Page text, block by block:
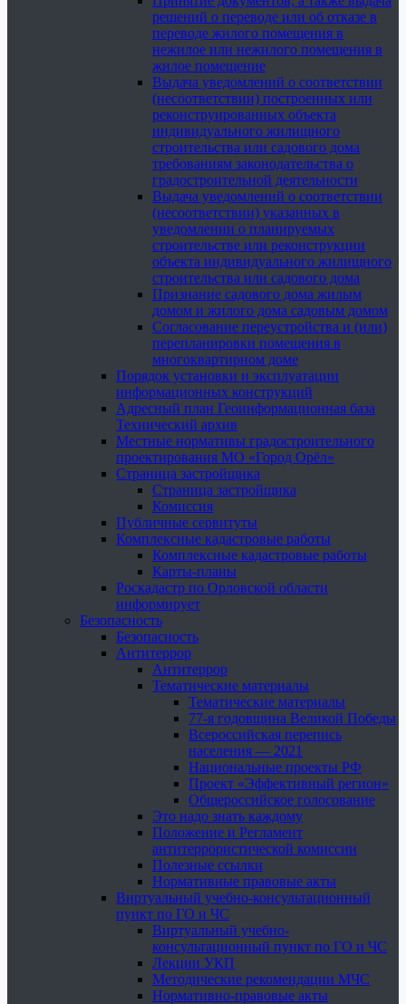
решений о переводе или об отказе в
переводе жилого помещения в
нежилое или нежилого помещения в
жилое помещение
Выдача уведомлений о соответствии
(несоответствии) построенных или
реконструированных объекта
индивидуального жилищного
строительства или садового дома
требованиям законодательства о
градостроительной деятельности
Выдача уведомлений о соответствии
(несоответствии) указанных в
уведомлении о планируемых
строительстве или реконструкции
объекта индивидуального жилищного
строительства или садового дома
Признание садового дома жилым
домом и жилого дома садовым домом
Согласование переустройства и (или)
перепланировки помещения в
многоквартирном доме
Порядок установки и эксплуатации
информационных конструкций
Адресный план Геоинформационная база
Технический архив
Местные нормативы градостроительного
проектирования МО «Город Орёл»
Страница застройщика
Страница застройщика
Комиссия
Публичные сервитуты
Комплексные кадастровые работы
Комплексные кадастровые работы
Карты-планы
Роскадастр по Орловской области
информирует
Безопасность
Безопасность
Антитеррор
Антитеррор
Тематические материалы
Тематические материалы
77-я годовщина Великой Победы
Всероссийская перепись
населения — 2021
Национальные проекты РФ
Проект «Эффективный регион»
Общероссийское голосование
Это надо знать каждому
Положение и Регламент
антитеррористической комиссии
Полезные ссылки
Нормативные правовые акты
Виртуальный учебно-консультационный
пункт по ГО и ЧС
Виртуальный учебно-
консультационный пункт по ГО и ЧС
Лекции УКП
Методические рекомендации МЧС
Нормативно-правовые акты